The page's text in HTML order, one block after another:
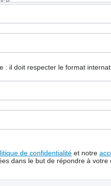
: il doit respecter le format
de confidentialitéet notre
dans le but de répondre à votre